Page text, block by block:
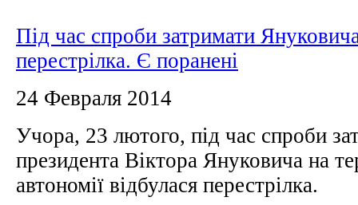
Під час спроби затримати
перестрілка. Є поранені
24 Февраля 2014
Учора, 23 лютого, під час спроби
президента Віктора Януковича на
автономії відбулася перестрілка.